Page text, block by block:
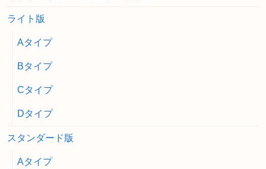
ライト版
Aタイプ
Bタイプ
Cタイプ
Dタイプ
スタンダード版
Aタイプ